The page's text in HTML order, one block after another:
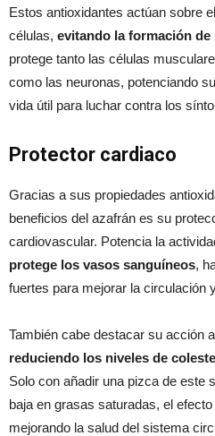
Estos antioxidantes actúan sobre
células, evitando la formación
protege tanto las células
como las neuronas, potenciando
vida útil para luchar contra los
Protector cardiaco
Gracias a sus propiedades
beneficios del azafrán es su
cardiovascular. Potencia la
protege los vasos sanguíneos,
fuertes para mejorar la circulación
También cabe destacar su acción
reduciendo los niveles de
Solo con añadir una pizca de este
baja en grasas saturadas, el
mejorando la salud del sistema